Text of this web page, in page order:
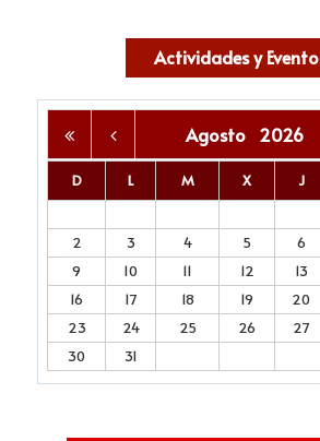
Actividades y
Agosto 2026
D L M X J
2
3 4 5 6
9
10 11 12 13
16
17 18 19 20
23
24 25 26 27
30
31